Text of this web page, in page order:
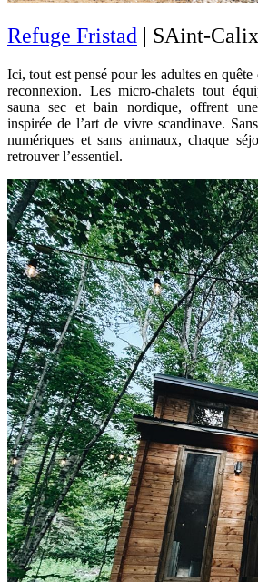
Refuge Fristad | SAint-
Ici, tout est pensé pour les adultes en
reconnexion. Les micro-chalets tout
sauna sec et bain nordique, offrent
inspirée de l’art de vivre scandinave.
numériques et sans animaux, chaque
retrouver l’essentiel.